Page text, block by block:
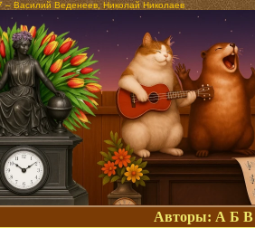
– Василий Веденеев, Николай Николаев
Авторы: А Б В